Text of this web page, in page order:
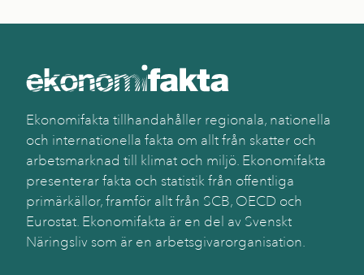
Ekonomifakta tillhandahåller regionala, nationella
och internationella fakta om allt från skatter och
arbetsmarknad till klimat och miljö. Ekonomifakta
presenterar fakta och statistik från offentliga
primärkällor, framför allt från SCB, OECD och
Eurostat. Ekonomifakta är en del av Svenskt
Näringsliv som är en arbetsgivarorganisation.